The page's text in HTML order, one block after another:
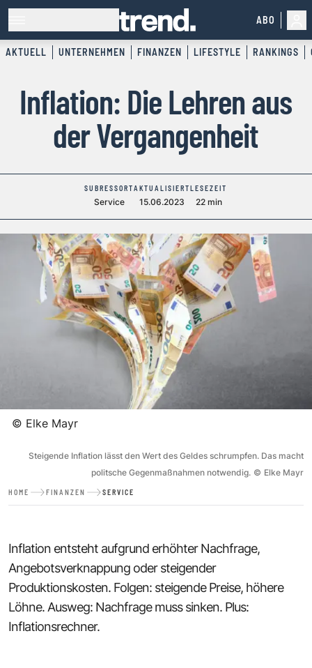
ABO
AKTUELL UNTERNEHMEN FINANZEN LIFESTYLE RANKINGS
Inflation: Die Lehren aus
der Vergangenheit
SUBRESSORT
Service
AKTUALISIERT
15.06.2023
LESEZEIT
22 min
© Elke Mayr
Steigende Inflation lässt den Wert des Geldes schrumpfen. Das macht
politsche Gegenmaßnahmen notwendig. © Elke Mayr
HOME FINANZEN SERVICE
Inflation entsteht aufgrund erhöhter Nachfrage,
Angebotsverknappung oder steigender
Produktionskosten. Folgen: steigende Preise, höhere
Löhne. Ausweg: Nachfrage muss sinken. Plus:
Inflationsrechner.